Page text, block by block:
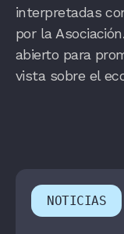
interpretadas
por la
abierto para
vista sobre el
NOTICIAS